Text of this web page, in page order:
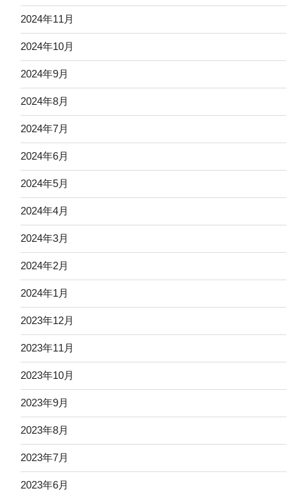
2024年11月
2024年10月
2024年9月
2024年8月
2024年7月
2024年6月
2024年5月
2024年4月
2024年3月
2024年2月
2024年1月
2023年12月
2023年11月
2023年10月
2023年9月
2023年8月
2023年7月
2023年6月